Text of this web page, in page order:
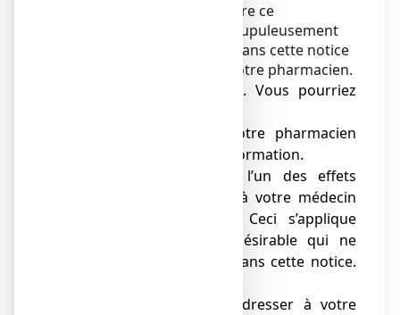
Vous devez toujours prendre ce
médicament en suivant scrupuleusement
les informations fournies dans cette notice
ou par votre médecin ou votre pharmacien.
● Gardez cette notice. Vous pourriez
● Adressez-vous à votre pharmacien
pour tout conseil ou information.
● Si vous ressentez l’un des effets
indésirables, parlez-en à votre médecin
ou votre pharmacien. Ceci s’applique
aussi à tout effet indésirable qui ne
serait pas mentionné dans cette notice.
● Vous devez vous adresser à votre